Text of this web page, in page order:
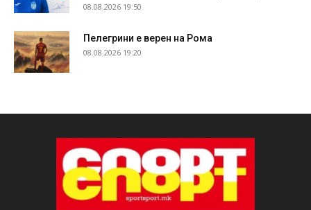
08.08.2026 19:50
Пелегрини е верен на Рома
08.08.2026 19:20